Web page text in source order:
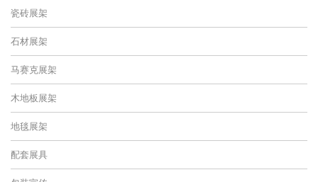
瓷砖展架
石材展架
马赛克展架
木地板展架
地毯展架
配套展具